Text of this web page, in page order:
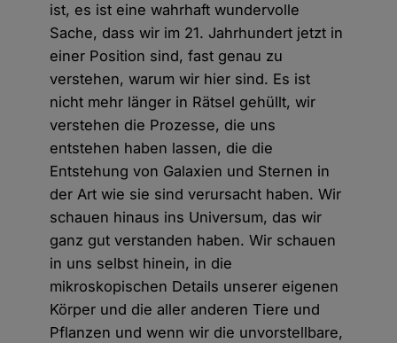
ist, es ist eine wahrhaft wundervolle
Sache, dass wir im 21. Jahrhundert jetzt in
einer Position sind, fast genau zu
verstehen, warum wir hier sind. Es ist
nicht mehr länger in Rätsel gehüllt, wir
verstehen die Prozesse, die uns
entstehen haben lassen, die die
Entstehung von Galaxien und Sternen in
der Art wie sie sind verursacht haben. Wir
schauen hinaus ins Universum, das wir
ganz gut verstanden haben. Wir schauen
in uns selbst hinein, in die
mikroskopischen Details unserer eigenen
Körper und die aller anderen Tiere und
Pflanzen und wenn wir die unvorstellbare,